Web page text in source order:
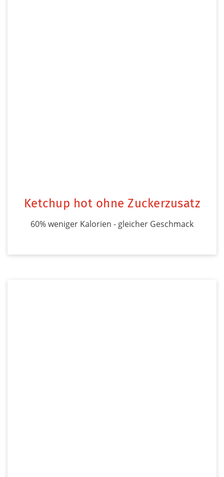
Ketchup hot ohne Zuckerzusatz
60% weniger Kalorien - gleicher Geschmack